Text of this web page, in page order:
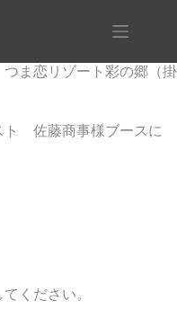
ま恋リゾート彩の郷（掛
ト 佐藤商事様ブースに
てください。